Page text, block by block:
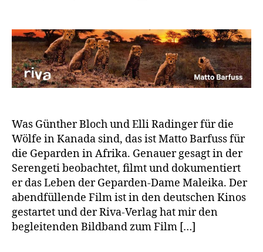
Was Günther Bloch und Elli Radinger für die
Wölfe in Kanada sind, das ist Matto Barfuss für
die Geparden in Afrika. Genauer gesagt in der
Serengeti beobachtet, filmt und dokumentiert
er das Leben der Geparden-Dame Maleika. Der
abendfüllende Film ist in den deutschen Kinos
gestartet und der Riva-Verlag hat mir den
begleitenden Bildband zum Film […]